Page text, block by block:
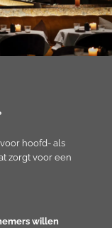
hoofd- als
zorgt voor een
willen